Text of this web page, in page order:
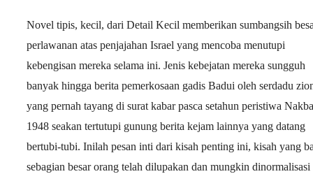
Novel tipis, kecil, dari Detail Kecil memberikan sumbangsih
perlawanan atas penjajahan Israel yang mencoba menutupi
kebengisan mereka selama ini. Jenis kebejatan mereka sungguh
banyak hingga berita pemerkosaan gadis Badui oleh serdadu
yang pernah tayang di surat kabar pasca setahun peristiwa Nakba
1948 seakan tertutupi gunung berita kejam lainnya yang datang
bertubi-tubi. Inilah pesan inti dari kisah penting ini, kisah yang
sebagian besar orang telah dilupakan dan mungkin dinormalisasi